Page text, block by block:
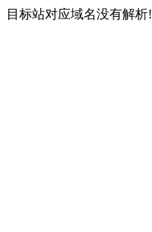
目标站对应域名没有解析!